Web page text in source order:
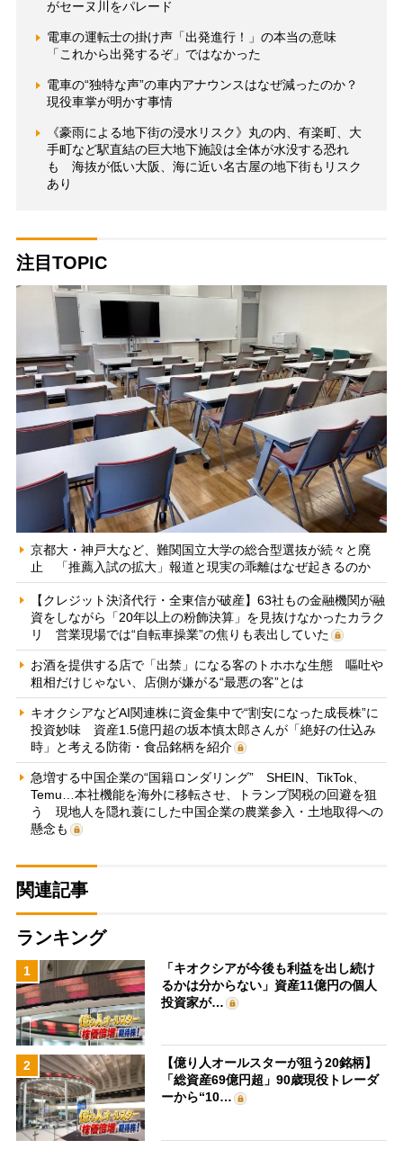
がセーヌ川をパレード
電車の運転士の掛け声「出発進行！」の本当の意味
「これから出発するぞ」ではなかった
電車の“独特な声”の車内アナウンスはなぜ減ったのか？
現役車掌が明かす事情
《豪雨による地下街の浸水リスク》丸の内、有楽町、大
手町など駅直結の巨大地下施設は全体が水没する恐れ
も 海抜が低い大阪、海に近い名古屋の地下街もリスク
あり
注目TOPIC
京都大・神戸大など、難関国立大学の総合型選抜が続々と廃
止 「推薦入試の拡大」報道と現実の乖離はなぜ起きるのか
【クレジット決済代行・全東信が破産】63社もの金融機関が融
資をしながら「20年以上の粉飾決算」を見抜けなかったカラク
リ 営業現場では“自転車操業”の焦りも表出していた
お酒を提供する店で「出禁」になる客のトホホな生態 嘔吐や
粗相だけじゃない、店側が嫌がる“最悪の客”とは
キオクシアなどAI関連株に資金集中で“割安になった成長株”に
投資妙味 資産1.5億円超の坂本慎太郎さんが「絶好の仕込み
時」と考える防衛・食品銘柄を紹介
急増する中国企業の“国籍ロンダリング” SHEIN、TikTok、
Temu…本社機能を海外に移転させ、トランプ関税の回避を狙
う 現地人を隠れ蓑にした中国企業の農業参入・土地取得への
懸念も
関連記事
ランキング
1
「キオクシアが今後も利益を出し続け
るかは分からない」資産11億円の個人
投資家が…
2
【億り人オールスターが狙う20銘柄】
「総資産69億円超」90歳現役トレーダ
ーから“10…